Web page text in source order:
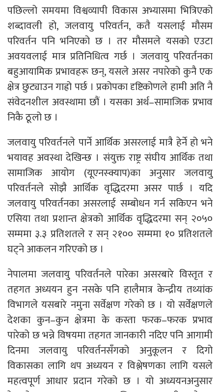
पछिल्लो समयमा विश्वव्यापी विकास अभ्यासमा भित्रिएको
शब्दावली हो, जलवायु परिवर्तन, कतै यसलाई मौसम
परिवर्तन पनि भनिएको छ । तर मौसमले यसको एउटा
अवयवलाई मात्र प्रतिनिधित्व गर्छ । जलवायु परिवर्तनका
बहुआयामिक प्रभावहरू छन्, यसले असर नपारेको कुनै एक
क्षेत्र छुट्याउन गाह्रो पर्छ । प्रकोपका दृष्टिकोणले हामी अति नै
संवेदनशील अवस्थामा छौं । यसका अर्थ–सामाजिक प्रभाव
निकै ठूलो छ ।
जलवायु परिवर्तनले पार्ने आर्थिक असरलाई मात्रै हेर्ने हो भने
भयावह अवस्था देखिन्छ । संयुक्त राष्ट्र संघीय आर्थिक तथा
सामाजिक आयोग (यूएनस्क्याप)का अनुसार जलवायु
परिवर्तनले सोझै आर्थिक वृद्धिदरमा असर पार्छ । यदि
जलवायु परिवर्तनका असरलाई सम्बोधन गर्न सकिएन भने
एसिया तथा प्रशान्त क्षेत्रको आर्थिक वृद्धिदरमा सन् २०५०
सम्ममा ३.३ प्रतिशतले र सन् २१०० सम्ममा १० प्रतिशतले
घट्ने आकलन गरिएको छ ।
नेपालमा जलवायु परिवर्तनले पारेका असरबारे विस्तृत र
तहगत अध्ययन हुन नसके पनि हालैमात्र केन्द्रीय तथ्यांक
विभागले यसबारे नमुना सर्वेक्षण गरेको छ । यो सर्वेक्षणले
देशका कुन–कुन क्षेत्रमा के कस्ता फरक–फरक प्रभाव
पारेको छ भन्ने विषयमा तहगत जानकारी नदिए पनि आगामी
दिनमा जलवायु परिवर्तनसँगको अनुकूलन र दिगो
विकासका लागि थप अध्ययन र विश्लेषणका लागि यसले
महत्वपूर्ण आधार प्रदान गरेको छ । यो अध्ययनअनुसार